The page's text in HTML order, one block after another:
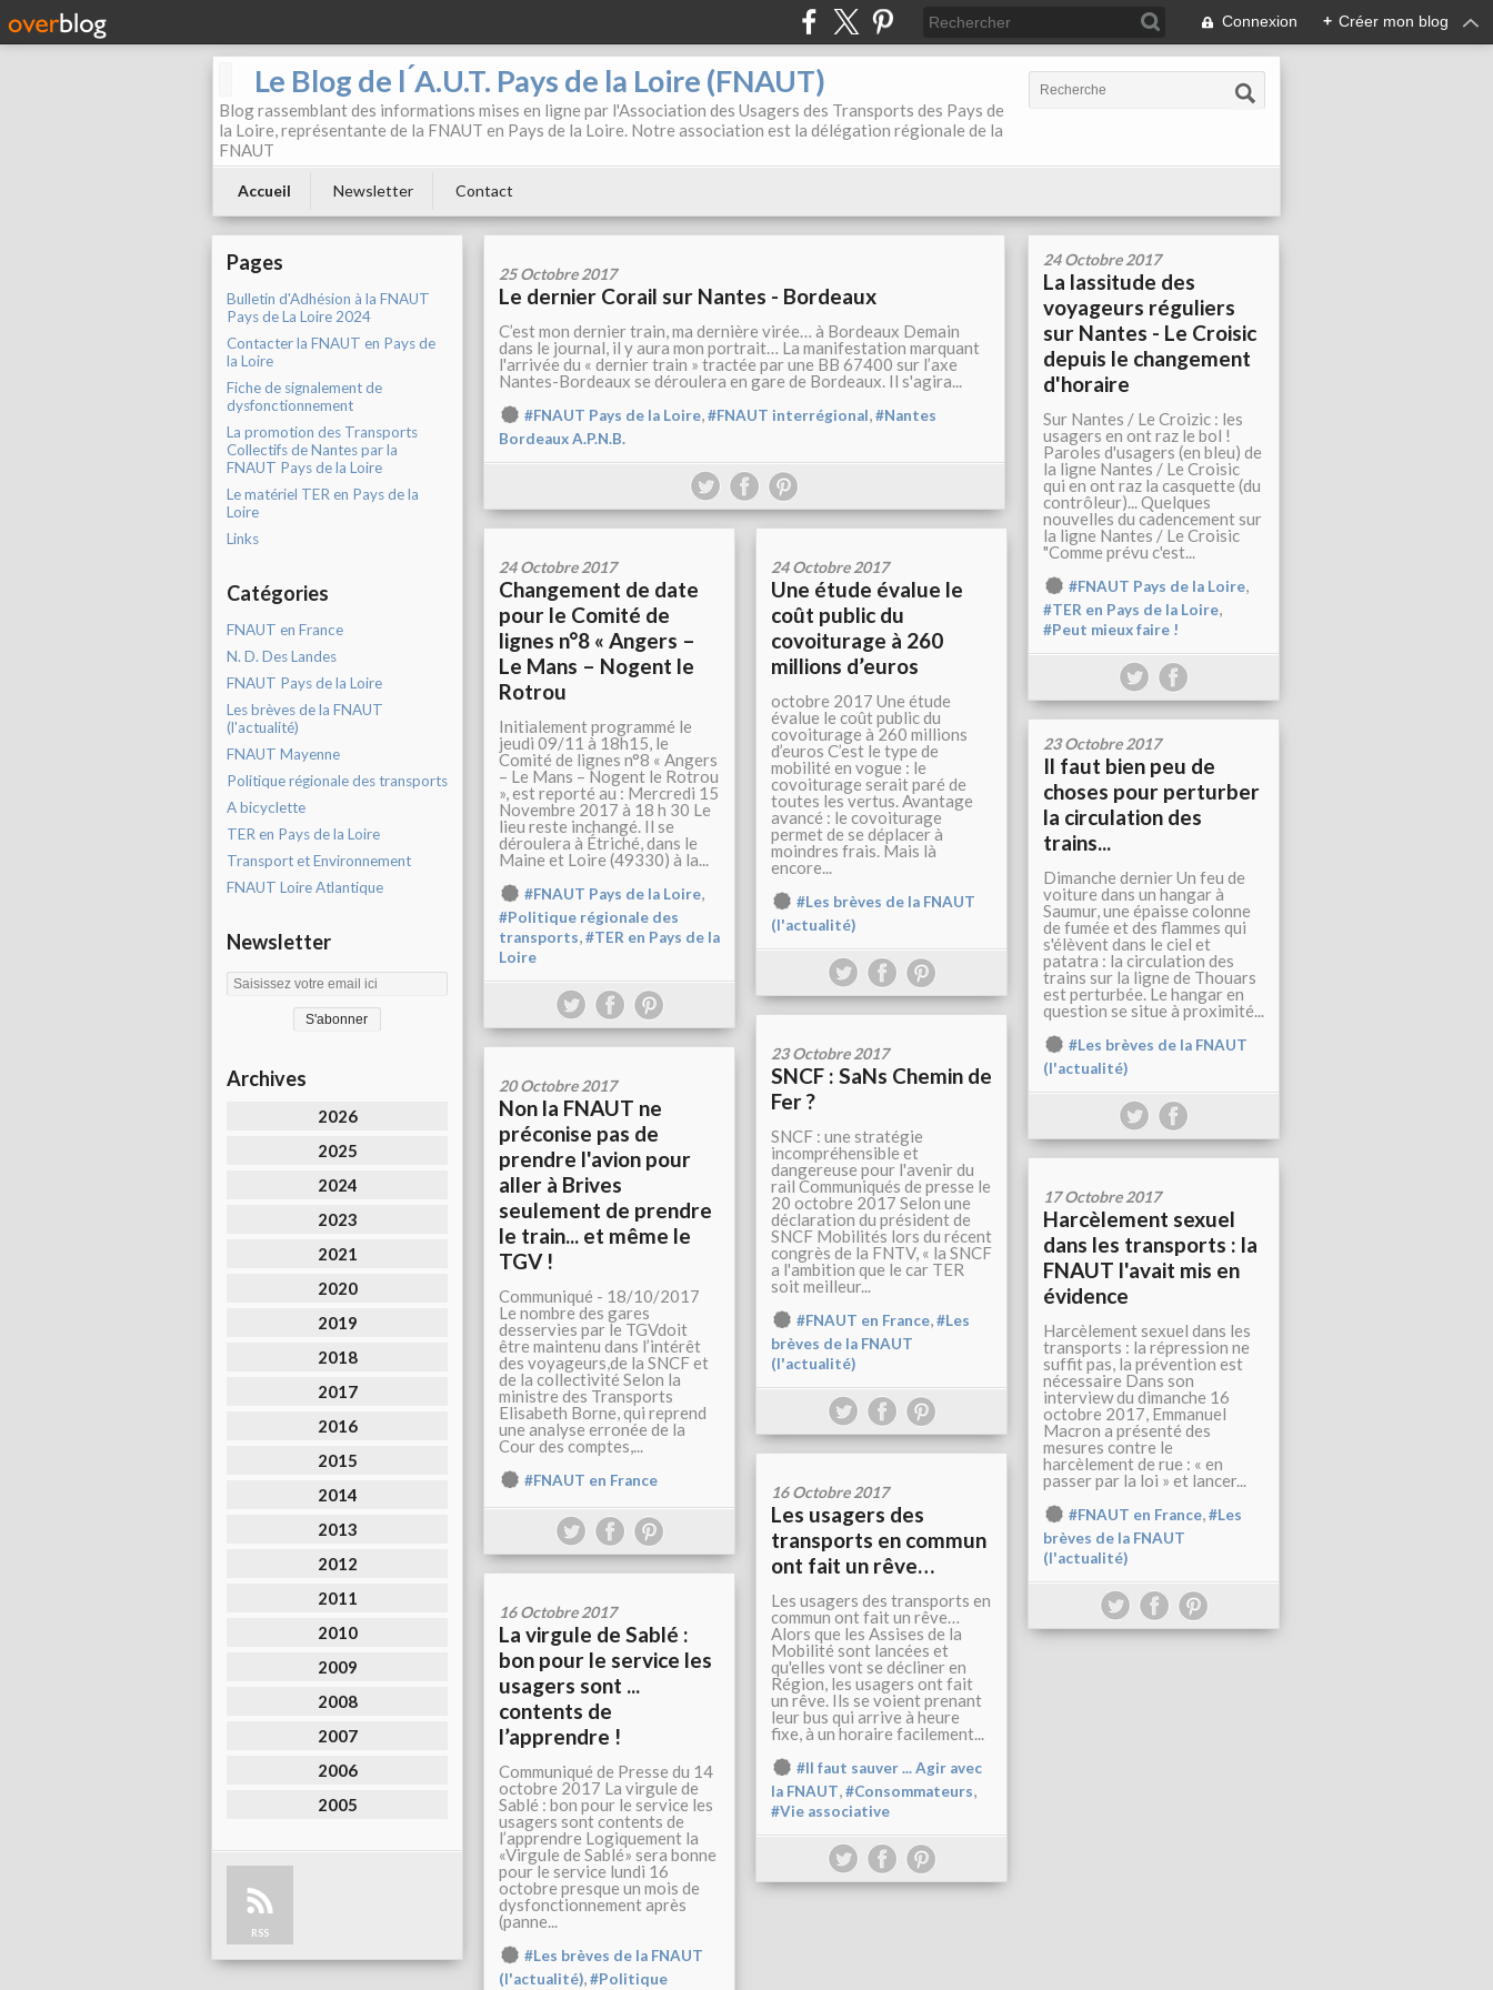
Connexion + Créer mon blog
Le Blog de l ́A.U.T. Pays de la Loire (FNAUT)
Blog rassemblant des informations mises en ligne par l'Association des Usagers des Transports des Pays de
la Loire, représentante de la FNAUT en Pays de la Loire. Notre association est la délégation régionale de la
FNAUT
Accueil Newsletter Contact
Pages
Bulletin d'Adhésion à la FNAUT
Pays de La Loire 2024
Contacter la FNAUT en Pays de
la Loire
Fiche de signalement de
dysfonctionnement
La promotion des Transports
Collectifs de Nantes par la
FNAUT Pays de la Loire
Le matériel TER en Pays de la
Loire
Links
Catégories
FNAUT en France
N. D. Des Landes
FNAUT Pays de la Loire
Les brèves de la FNAUT
(l'actualité)
FNAUT Mayenne
Politique régionale des transports
A bicyclette
TER en Pays de la Loire
Transport et Environnement
FNAUT Loire Atlantique
Newsletter
Archives
2026
2025
2024
2023
2021
2020
2019
2018
2017
2016
2015
2014
2013
2012
2011
2010
2009
2008
2007
2006
2005
RSS
25 Octobre 2017
Le dernier Corail sur Nantes - Bordeaux
C’est mon dernier train, ma dernière virée… à Bordeaux Demain
dans le journal, il y aura mon portrait… La manifestation marquant
l'arrivée du « dernier train » tractée par une BB 67400 sur l’axe
Nantes-Bordeaux se déroulera en gare de Bordeaux. Il s'agira...
#FNAUT Pays de la Loire,#FNAUT interrégional,#Nantes
Bordeaux A.P.N.B.
24 Octobre 2017
La lassitude des
voyageurs réguliers
sur Nantes - Le Croisic
depuis le changement
d'horaire
Sur Nantes / Le Croizic : les
usagers en ont raz le bol !
Paroles d'usagers (en bleu) de
la ligne Nantes / Le Croisic
qui en ont raz la casquette (du
contrôleur)... Quelques
nouvelles du cadencement sur
la ligne Nantes / Le Croisic
"Comme prévu c'est...
#FNAUT Pays de la Loire,
#TER en Pays de la Loire,
#Peut mieux faire !
24 Octobre 2017
Changement de date
pour le Comité de
lignes n°8 « Angers –
Le Mans – Nogent le
Rotrou
Initialement programmé le
jeudi 09/11 à 18h15, le
Comité de lignes n°8 « Angers
– Le Mans – Nogent le Rotrou
», est reporté au : Mercredi 15
Novembre 2017 à 18 h 30 Le
lieu reste inchangé. Il se
déroulera à Étriché, dans le
Maine et Loire (49330) à la...
#FNAUT Pays de la Loire,
#Politique régionale des
transports,#TER en Pays de la
Loire
24 Octobre 2017
Une étude évalue le
coût public du
covoiturage à 260
millions d’euros
octobre 2017 Une étude
évalue le coût public du
covoiturage à 260 millions
d’euros C’est le type de
mobilité en vogue : le
covoiturage serait paré de
toutes les vertus. Avantage
avancé : le covoiturage
permet de se déplacer à
moindres frais. Mais là
encore...
#Les brèves de la FNAUT
(l'actualité)
23 Octobre 2017
Il faut bien peu de
choses pour perturber
la circulation des
trains...
Dimanche dernier Un feu de
voiture dans un hangar à
Saumur, une épaisse colonne
de fumée et des flammes qui
s'élèvent dans le ciel et
patatra : la circulation des
trains sur la ligne de Thouars
est perturbée. Le hangar en
question se situe à proximité...
#Les brèves de la FNAUT
(l'actualité)
23 Octobre 2017
SNCF : SaNs Chemin de
Fer ?
SNCF : une stratégie
incompréhensible et
dangereuse pour l'avenir du
rail Communiqués de presse le
20 octobre 2017 Selon une
déclaration du président de
SNCF Mobilités lors du récent
congrès de la FNTV, « la SNCF
a l'ambition que le car TER
soit meilleur...
#FNAUT en France,#Les
brèves de la FNAUT
(l'actualité)
20 Octobre 2017
Non la FNAUT ne
préconise pas de
prendre l'avion pour
aller à Brives
seulement de prendre
le train... et même le
TGV !
Communiqué - 18/10/2017
Le nombre des gares
desservies par le TGVdoit
être maintenu dans l’intérêt
des voyageurs,de la SNCF et
de la collectivité Selon la
ministre des Transports
Elisabeth Borne, qui reprend
une analyse erronée de la
Cour des comptes,...
#FNAUT en France
17 Octobre 2017
Harcèlement sexuel
dans les transports : la
FNAUT l'avait mis en
évidence
Harcèlement sexuel dans les
transports : la répression ne
suffit pas, la prévention est
nécessaire Dans son
interview du dimanche 16
octobre 2017, Emmanuel
Macron a présenté des
mesures contre le
harcèlement de rue : « en
passer par la loi » et lancer...
#FNAUT en France,#Les
brèves de la FNAUT
(l'actualité)
16 Octobre 2017
Les usagers des
transports en commun
ont fait un rêve…
Les usagers des transports en
commun ont fait un rêve…
Alors que les Assises de la
Mobilité sont lancées et
qu'elles vont se décliner en
Région, les usagers ont fait
un rêve. Ils se voient prenant
leur bus qui arrive à heure
fixe, à un horaire facilement...
#Il faut sauver ... Agir avec
la FNAUT,#Consommateurs,
#Vie associative
16 Octobre 2017
La virgule de Sablé :
bon pour le service les
usagers sont ...
contents de
l’apprendre !
Communiqué de Presse du 14
octobre 2017 La virgule de
Sablé : bon pour le service les
usagers sont contents de
l’apprendre Logiquement la
«Virgule de Sablé» sera bonne
pour le service lundi 16
octobre presque un mois de
dysfonctionnement après
(panne...
#Les brèves de la FNAUT
(l'actualité),#Politique